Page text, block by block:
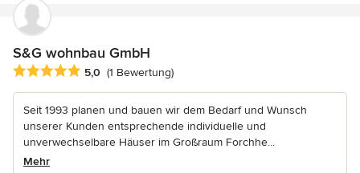
S&G wohnbau GmbH
Durchschnittliche Bewertung: 5 von 5 Sternen
5,0 (1 Bewertung)
Seit 1993 planen und bauen wir dem Bedarf und Wunsch
unserer Kunden entsprechende individuelle und
unverwechselbare Häuser im Großraum Forchhe...
Mehr